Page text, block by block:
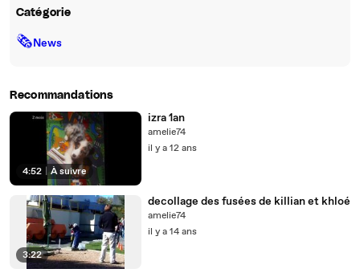
Catégorie
🗞News
Recommandations
4:52 À suivre
izra 1an
amelie74
il y a 12 ans
3:22
decollage des fusées de killian et khloé
amelie74
il y a 14 ans